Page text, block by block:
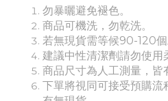
勿暴曬避免褪色。
商品可機洗，勿乾洗。
若無現貨需等候90-120個
建議中性清潔劑請勿使用
商品尺寸為人工測量，皆
下單將視同可接受預購流